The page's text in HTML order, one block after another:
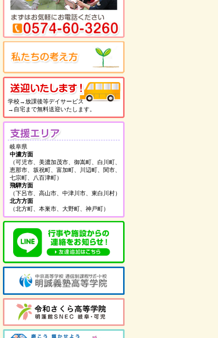
る
学校→放課後等デイサービス
→自宅まで無料送迎いたします。
岐阜県
中濃方面
（可児市、美濃加茂市、御嵩町、白川町、
恵那市、坂祝町、富加町、川辺町、関市、
七宗町、八百津町）
飛騨方面
（下呂市、高山市、中津川市、東白川村）
北方方面
（北方町、本巣市、大野町、神戸町）